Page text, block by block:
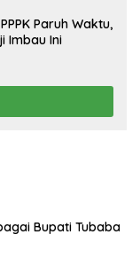
Paruh Waktu,
Imbau Ini
Bupati Tubaba